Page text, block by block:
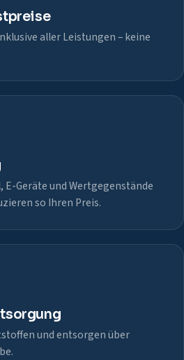
aller Leistungen – keine
E-Geräte und Wertgegenstände
so Ihren Preis.
und entsorgen über